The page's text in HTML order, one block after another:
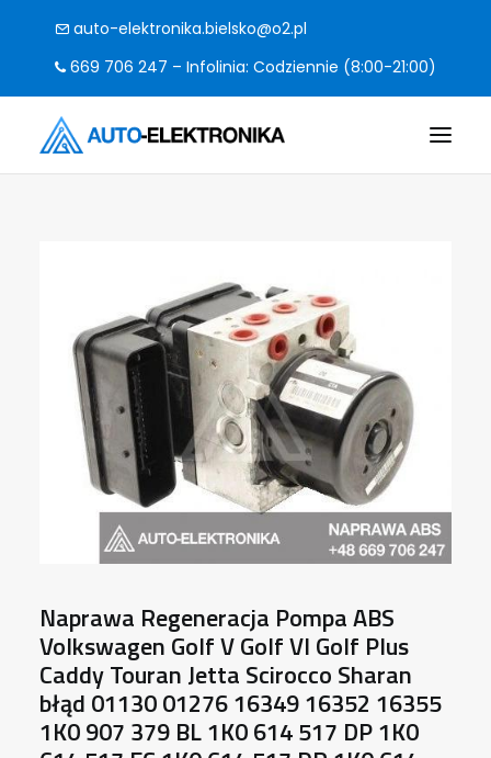
auto-elektronika.bielsko@o2.pl
669 706 247 – Infolinia: Codziennie (8:00-21:00)
CO NAPRAWIAMY?
KODY BŁĘDÓW
KONTAKT
Naprawa Regeneracja Pompa ABS
Volkswagen Golf V Golf VI Golf Plus
Caddy Touran Jetta Scirocco Sharan
błąd 01130 01276 16349 16352 16355
1K0 907 379 BL 1K0 614 517 DP 1K0